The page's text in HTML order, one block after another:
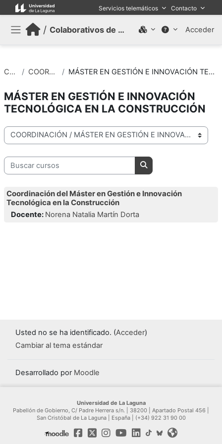
Salta al contenido principal Servicios telemáticos Contacto
/ Colaborativos de trabajo (Antiguo) Acceder
Cursos COORDINACIÓN MÁSTER EN GESTIÓN E INNOVACIÓN TECNOLÓGICA EN LA CONSTRUCCIÓN
MÁSTER EN GESTIÓN E INNOVACIÓN
TECNOLÓGICA EN LA CONSTRUCCIÓN
Categorías
Buscar cursos
Buscar cursos
Coordinación del Máster en Gestión e Innovación
Tecnológica en la Construcción
Docente: Norena Natalia Martín Dorta
Usted no se ha identificado. (Acceder)
Cambiar al tema estándar
Desarrollado por Moodle
Universidad de La Laguna
Pabellón de Gobierno, C/ Padre Herrera s/n. | 38200 | Apartado Postal 456 |
San Cristóbal de La Laguna | España | (+34) 922 31 90 00